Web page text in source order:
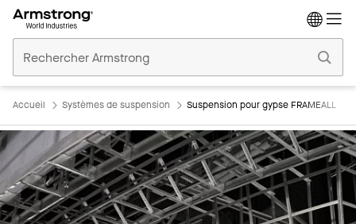
Plafonds
Commerciaux
Accueil Systèmes de suspension Suspension pour gypse FRAMEALL